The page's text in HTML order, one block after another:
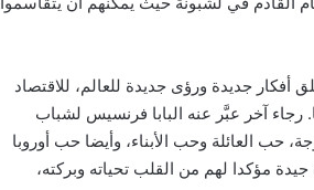
جديدة ورؤى جديدة للعالم، للاقتصاد
رجاء آخر عبَّر عنه البابا فرنسيس لشباب
حب العائلة وحب الأبناء، وأيضا حب أوروبا
مؤكدا لهم من القلب تحياته وبركته،
البابا يشجّع شباب العراق على أن يكونوا نور
المسيح ورسُل رجاء في بلدهم
الكنيسة الكاثوليكية بمصر تثمن الأداء